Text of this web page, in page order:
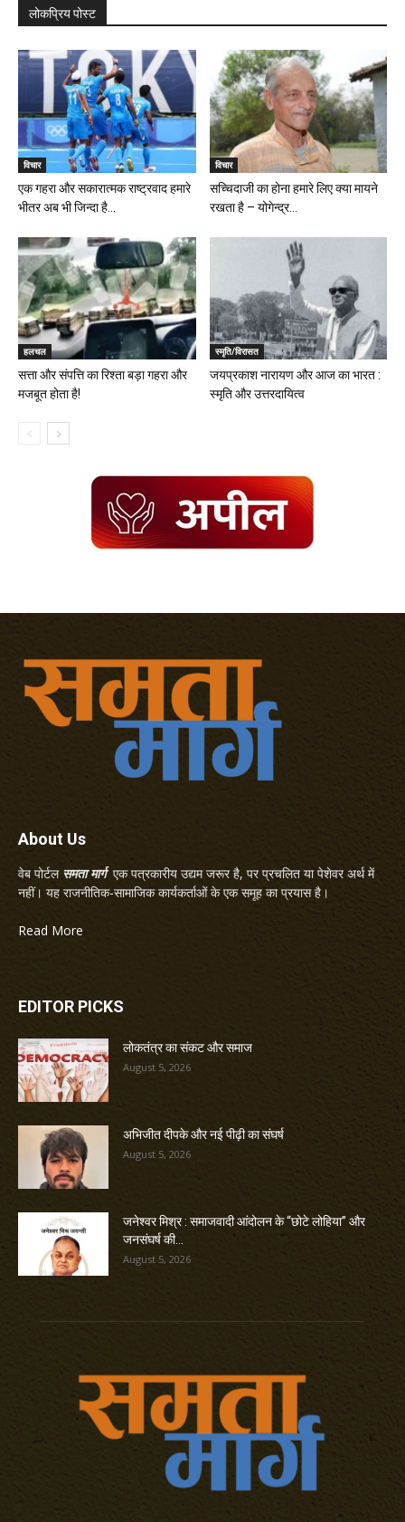
लोकप्रिय पोस्ट
विचार
एक गहरा और सकारात्मक राष्ट्रवाद हमारे
भीतर अब भी जिन्दा है...
विचार
सच्चिदाजी का होना हमारे लिए क्या मायने
रखता है – योगेन्द्र...
हलचल
सत्ता और संपत्ति का रिश्ता बड़ा गहरा और
मजबूत होता है!
स्मृति/विरासत
जयप्रकाश नारायण और आज का भारत :
स्मृति और उत्तरदायित्व
About Us
वेब पोर्टल समता मार्गएक पत्रकारीय उद्यम जरूर है, पर प्रचलित या पेशेवर अर्थ में
नहीं। यह राजनीतिक-सामाजिक कार्यकर्ताओं के एक समूह का प्रयास है।
Read More
EDITOR PICKS
लोकतंत्र का संकट और समाज
August 5, 2026
अभिजीत दीपके और नई पीढ़ी का संघर्ष
August 5, 2026
जनेश्वर मिश्र : समाजवादी आंदोलन के “छोटे लोहिया” और
जनसंघर्ष की...
August 5, 2026